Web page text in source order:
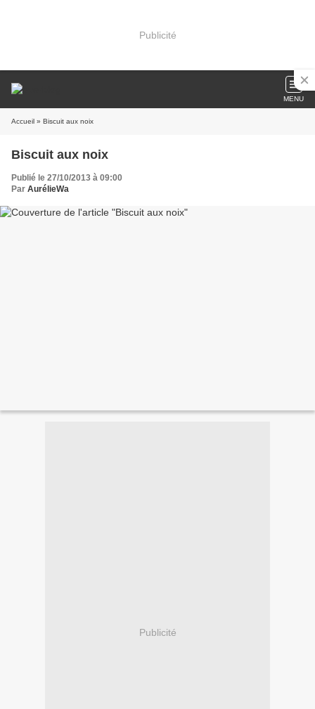
Publicité
MENU
Accueil » Biscuit aux noix
Biscuit aux noix
Publié le 27/10/2013 à 09:00
Par AurélieWa
Publicité